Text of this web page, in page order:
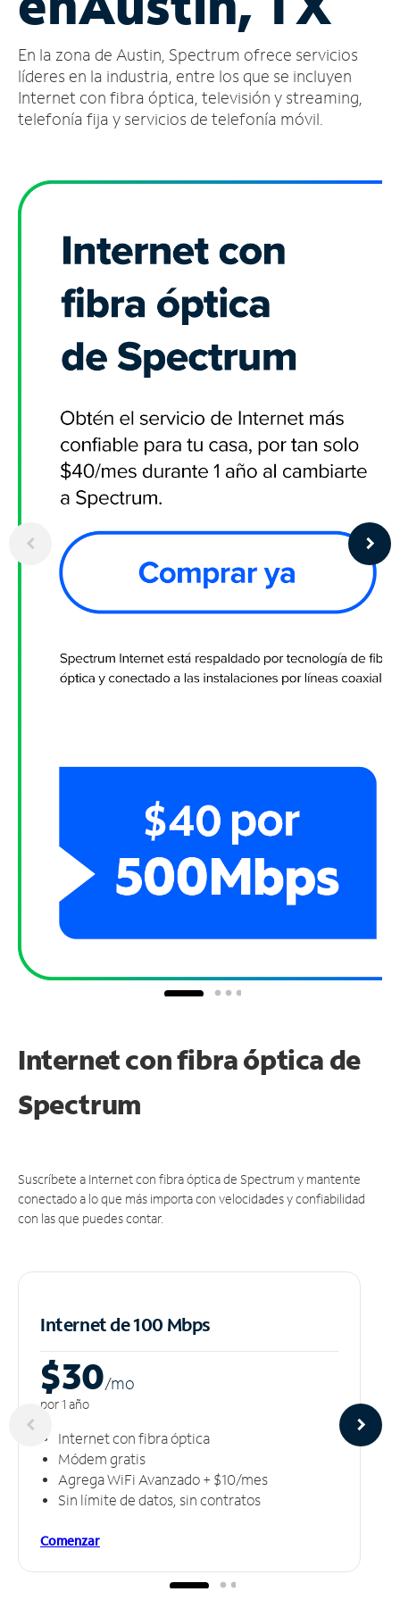
cuenta
Encuentra
una
tienda
En la zona de Austin, Spectrum ofrece servicios
líderes en la industria, entre los que se incluyen
Internet con fibra óptica, televisión y streaming,
telefonía fija y servicios de telefonía móvil.
Internet con fibra óptica de
Spectrum
Suscríbete a Internet con fibra óptica de Spectrum y mantente
conectado a lo que más importa con velocidades y confiabilidad
con las que puedes contar.
Internet de 100 Mbps
$30/mo
por 1 año
Internet con fibra óptica
Módem gratis
Agrega WiFi Avanzado + $10/mes
Sin límite de datos, sin contratos
Comenzar